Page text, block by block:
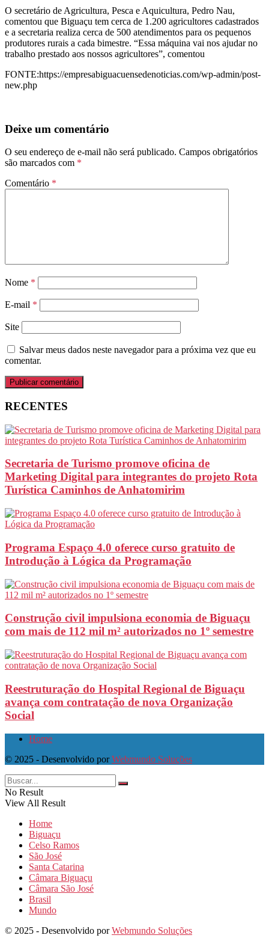
O secretário de Agricultura, Pesca e Aquicultura, Pedro Nau,
comentou que Biguaçu tem cerca de 1.200 agricultores cadastrados
e a secretaria realiza cerca de 500 atendimentos para os pequenos
produtores rurais a cada bimestre. “Essa máquina vai nos ajudar no
trabalho prestado aos nossos agricultores”, comentou
FONTE:https://empresabiguacuensedenoticias.com/wp-admin/post-
new.php
Deixe um comentário
O seu endereço de e-mail não será publicado. Campos obrigatórios
são marcados com *
Comentário *
Nome *
E-mail *
Site
Salvar meus dados neste navegador para a próxima vez que eu
comentar.
RECENTES
Secretaria de Turismo promove oficina de
Marketing Digital para integrantes do projeto Rota
Turística Caminhos de Anhatomirim
Programa Espaço 4.0 oferece curso gratuito de
Introdução à Lógica da Programação
Construção civil impulsiona economia de Biguaçu
com mais de 112 mil m² autorizados no 1º semestre
Reestruturação do Hospital Regional de Biguaçu
avança com contratação de nova Organização
Social
Home
© 2025 - Desenvolvido porWebmundo Soluções
No Result
View All Result
Home
Biguaçu
Celso Ramos
São José
Santa Catarina
Câmara Biguaçu
Câmara São José
Brasil
Mundo
© 2025 - Desenvolvido porWebmundo Soluções